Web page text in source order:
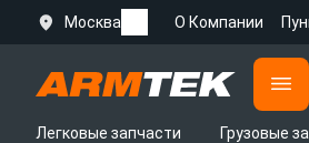
Москва О Компании
Легковые запчасти
Грузовые